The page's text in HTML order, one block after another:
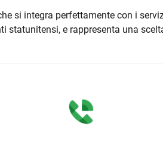
si integra perfettamente con i
statunitensi, e rappresenta una